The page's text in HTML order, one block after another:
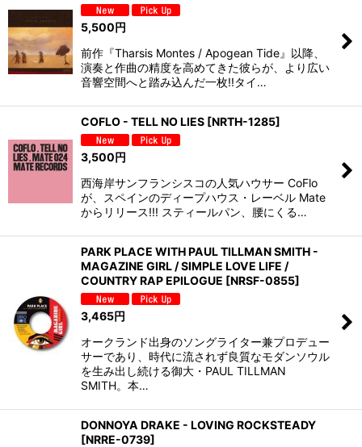
5,500円
前作『Tharsis Montes / Apogean Tide』以降、
演奏と作曲の精度を高めてきた彼らが、より広い
音響空間へと踏み込んだ一枚!!タイ…
COFLO - TELL NO LIES [NRTH-1285]
3,500円
西海岸サンフランシスコの人気ハウサー CoFlo
が、スペインのディープハウス・レーベル Mate
からリリース!!! スティールパン、腰にくる…
PARK PLACE WITH PAUL TILLMAN SMITH -
MAGAZINE GIRL / SIMPLE LOVE LIFE /
COUNTRY RAP EPILOGUE [NRSF-0855]
3,465円
オークランド出身のソングライター兼プロデュー
サーであり、時代に流されず良質なモダンソウル
を生み出し続ける御大・PAUL TILLMAN
SMITH。本…
DONNOYA DRAKE - LOVING ROCKSTEADY
[NRRE-0739]